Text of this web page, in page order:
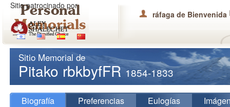
Sitio patrocinado por
ráfaga de Bienvenida
Sitio Memorial de
Pitako rbkbyfFR1854-1833
Biografía Preferencias Eulogías